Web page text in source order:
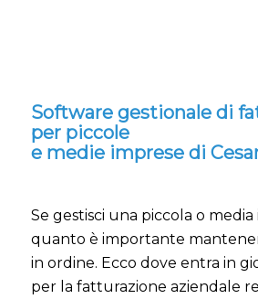
Software gestionale di
per piccole
e medie imprese di
Se gestisci una piccola o media
quanto è importante
in ordine. Ecco dove entra in
per la fatturazione aziendale